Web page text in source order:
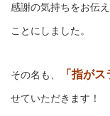
感謝の気持ちをお伝
ことにしました。
その名も、 「指が
せていただきます！